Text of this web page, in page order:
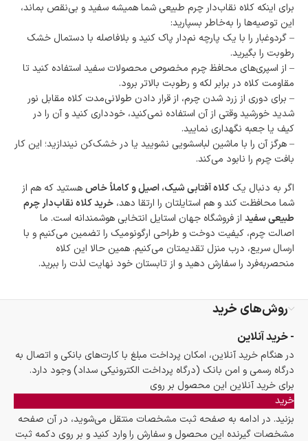
برای اینکه کلاه نقاب‌دار چرم طبیعی شما همیشه سفید و بی‌نقص بماند،
این توصیه‌ها را به‌خاطر بسپارید:
– گردوغبار را با یک پارچه نم‌دار پاک کنید و بلافاصله با دستمال خشک
رطوبت را بگیرید.
– از اسپری‌های محافظ چرم مخصوص محصولات سفید استفاده کنید تا
مقاومت کلاه در برابر لکه و رطوبت بالاتر برود.
– برای دوری از زرد شدن چرم، از قرار دادن طولانی‌مدت کلاه مقابل نور
شدید خورشید وقتی از آن استفاده نمی‌کنید، خودداری کنید و آن را در
کیف یا جعبه نگهداری نمایید.
– هرگز آن را با ماشین لباسشویی نشویید یا در خشک‌کن نیندازید؛ این کار
بافت چرم را نابود می‌کند.
اگر به دنبال یک کلاه آفتابی شیک، اصیل و کاملاً خاصهستید که هم از
شما محافظت کند و هم استایلتان را ارتقا دهد، خرید کلاه نقاب‌دار چرم
طبیعی سفید از فروشگاه جهان استایل انتخابی هوشمندانه است. ما
اصالت چرم، کیفیت دوخت و طراحی ارگونومیک را تضمین می‌کنیم و با
ارسال سریع، درب منزل تقدیمتان می‌کنیم. همین حالا این کلاه
منحصربه‌فرد را سفارش دهید و از تابستان خود نهایت لذت را ببرید.
روش‌های خرید
- خرید آنلاین
در هنگام خرید آنلاین، امکان پرداخت مبلغ با کارت‌های بانکی و اتصال به
درگاه رسمی و امن بانک (درگاه پرداخت الکترونیکی سداد) وجود دارد.
برای خرید آنلاین این محصول بر روی
خرید
بزنید. در ادامه به صفحه ثبت مشخصات منتقل می‌شوید، در آن صفحه
مشخصات گیرنده این محصول و سفارش را وارد کنید و بر روی دکمه ثبت